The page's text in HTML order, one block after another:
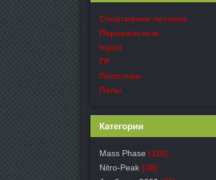
Спортивное питание
Пероральные
Inject
ГР
Липолики
Пепы
Категории
Mass Phase (118)
Nitro-Peak (38)